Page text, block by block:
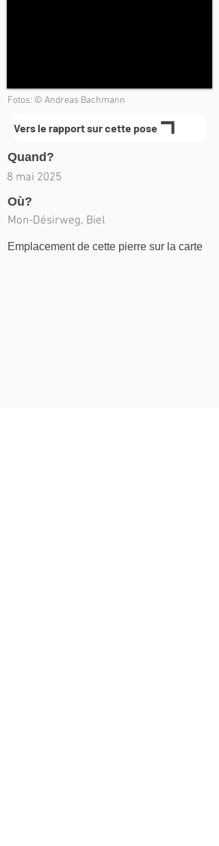
Fotos: © Andreas Bachmann
Vers le rapport sur cette pose
Quand?
8 mai 2025
Où?
Mon-Désirweg, Biel
Emplacement de cette pierre sur la carte